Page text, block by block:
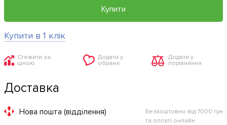
Купити
Купити в 1 клік
Стежити за
ціною
Додати у
обране
Додати у
порівняння
Доставка
Нова пошта (відділення)
Безкоштовно від 7000 грн
та оплаті онлайн